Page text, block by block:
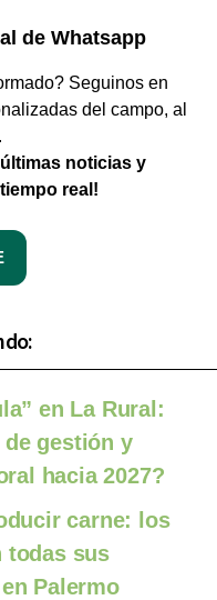
de Whatsapp
Seguinos en
del campo, al
noticias y
real!
en La Rural:
gestión y
hacia 2027?
carne: los
todas sus
Palermo